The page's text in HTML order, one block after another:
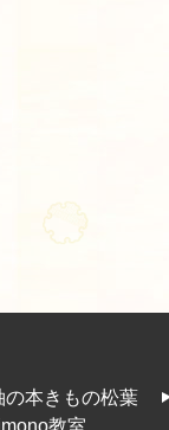
の本きもの松葉
教室